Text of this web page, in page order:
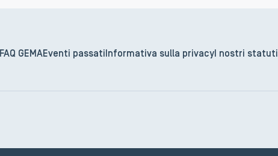
FAQ GEMAEventi passati Informativa sulla privacy I nostri statuti